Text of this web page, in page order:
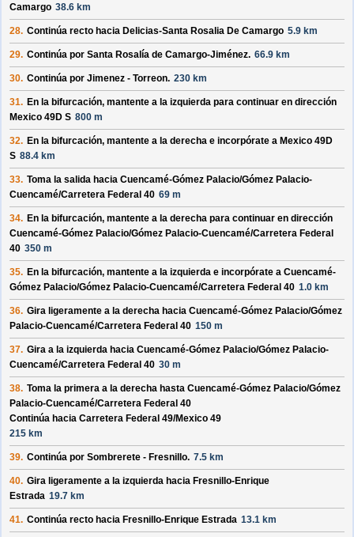
Camargo 38.6 km
28. Continúa recto hacia Delicias-Santa Rosalia De Camargo 5.9 km
29. Continúa por Santa Rosalía de Camargo-Jiménez. 66.9 km
30. Continúa por Jimenez - Torreon. 230 km
31. En la bifurcación, mantente a la izquierda para continuar en dirección
Mexico 49D S 800 m
32. En la bifurcación, mantente a la derecha e incorpórate a Mexico 49D
S 88.4 km
33. Toma la salida hacia Cuencamé-Gómez Palacio/Gómez Palacio-
Cuencamé/Carretera Federal 40 69 m
34. En la bifurcación, mantente a la derecha para continuar en dirección
Cuencamé-Gómez Palacio/Gómez Palacio-Cuencamé/Carretera Federal
40 350 m
35. En la bifurcación, mantente a la izquierda e incorpórate a Cuencamé-
Gómez Palacio/Gómez Palacio-Cuencamé/Carretera Federal 40 1.0 km
36. Gira ligeramente a la derecha hacia Cuencamé-Gómez Palacio/Gómez
Palacio-Cuencamé/Carretera Federal 40 150 m
37. Gira a la izquierda hacia Cuencamé-Gómez Palacio/Gómez Palacio-
Cuencamé/Carretera Federal 40 30 m
38. Toma la primera a la derecha hasta Cuencamé-Gómez Palacio/Gómez
Palacio-Cuencamé/Carretera Federal 40
Continúa hacia Carretera Federal 49/Mexico 49
215 km
39. Continúa por Sombrerete - Fresnillo. 7.5 km
40. Gira ligeramente a la izquierda hacia Fresnillo-Enrique
Estrada 19.7 km
41. Continúa recto hacia Fresnillo-Enrique Estrada 13.1 km